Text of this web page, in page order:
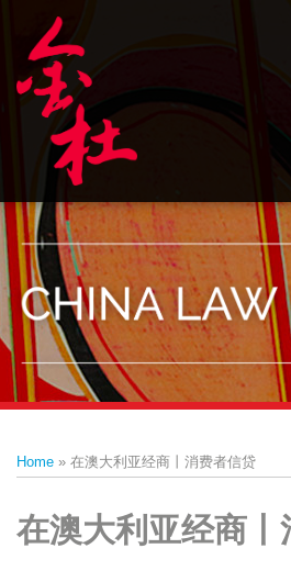
content
Home
- 关于
金杜
Services
- 专业领
域
Contact
- 联系
我们
English
Example Link
China Banking
China Insurance
China Securities
General
Ministry of Commerce
National
Pacific Rim Advisory
State Administration
State Administration
Supreme People’s
World Law Group
RSS
LinkedIn
Weibo
Home » 在澳大利亚经商丨消费者信贷
在澳大利亚经商丨
this
post
this
post
this
post
this
post
on
LinkedIn